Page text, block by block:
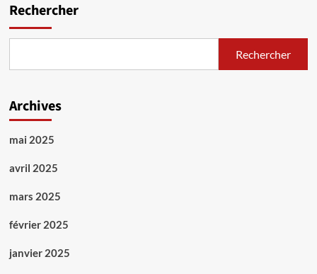
Rechercher
Rechercher
Archives
mai 2025
avril 2025
mars 2025
février 2025
janvier 2025